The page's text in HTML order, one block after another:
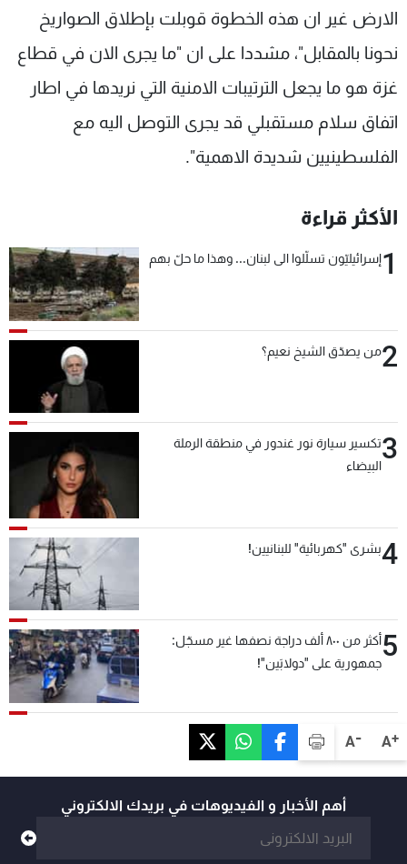
A+
A-
الارض غير ان هذه الخطوة قوبلت بإطلاق الصواريخ
نحونا بالمقابل"، مشددا على ان "ما يجرى الان في قطاع
غزة هو ما يجعل الترتيبات الامنية التي نريدها في اطار
اتفاق سلام مستقبلي قد يجرى التوصل اليه مع
الفلسطينيين شديدة الاهمية".
الأكثر قراءة
1إسرائيليّون تسلّلوا الى لبنان... وهذا ما حلّ بهم
2من يصدّق الشيخ نعيم؟
3تكسير سيارة نور غندور في منطقة الرملة
البيضاء
4بشرى "كهربائية" للبنانيين!
5
أكثر من ٨٠٠ ألف دراجة نصفها غير مسجّل:
جمهورية على "دولابَين"!
أهم الأخبار و الفيديوهات في بريدك الالكتروني